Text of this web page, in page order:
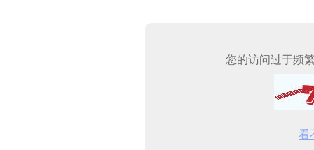
您的访问过于频
看